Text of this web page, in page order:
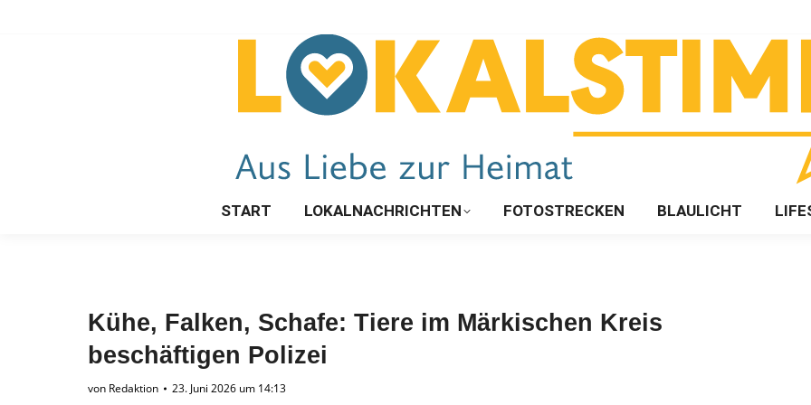
START LOKALNACHRICHTEN FOTOSTRECKEN BLAULICHT
Kühe, Falken, Schafe: Tiere im Märkischen Kreis
beschäftigen Polizei
von Redaktion 23. Juni 2026 um 14:13